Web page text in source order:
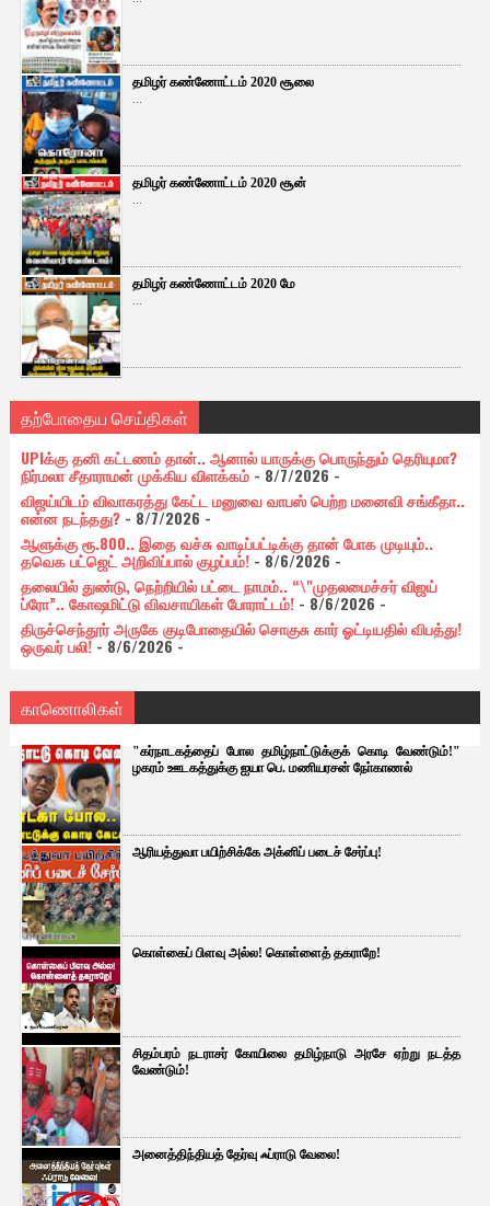
தமிழர் கண்ணோட்டம் 2020 சூலை
...
தமிழர் கண்ணோட்டம் 2020 சூன்
...
தமிழர் கண்ணோட்டம் 2020 மே
...
தற்போதைய செய்திகள்
UPIக்கு தனி கட்டணம் தான்.. ஆனால் யாருக்கு பொருந்தும் தெரியுமா?
நிர்மலா சீதாராமன் முக்கிய விளக்கம்- 8/7/2026 -
விஜய்யிடம் விவாகரத்து கேட்ட மனுவை வாபஸ் பெற்ற மனைவி சங்கீதா..
என்ன நடந்தது?- 8/7/2026 -
ஆளுக்கு ரூ.800.. இதை வச்சு வாடிப்பட்டிக்கு தான் போக முடியும்..
தவெக பட்ஜெட் அறிவிப்பால் குழப்பம்!- 8/6/2026 -
தலையில் துண்டு, நெற்றியில் பட்டை நாமம்.. “\"முதலமைச்சர் விஜய்
ப்ரோ”.. கோஷமிட்டு விவசாயிகள் போராட்டம்!- 8/6/2026 -
திருச்செந்தூர் அருகே குடிபோதையில் சொகுசு கார் ஓட்டியதில் விபத்து!
ஒருவர் பலி!- 8/6/2026-
காணொலிகள்
"கர்நாடகத்தைப் போல தமிழ்நாட்டுக்குக் கொடி வேண்டும்!"
ழகரம் ஊடகத்துக்கு ஐயா பெ. மணியரசன் நோ்காணல்
ஆரியத்துவா பயிற்சிக்கே அக்னிப் படைச் சேர்ப்பு!
கொள்கைப் பிளவு அல்ல! கொள்ளைத் தகராறே!
சிதம்பரம் நடராசர் கோயிலை தமிழ்நாடு அரசே ஏற்று நடத்த
வேண்டும்!
அனைத்திந்தியத் தேர்வு ஃப்ராடு வேலை!